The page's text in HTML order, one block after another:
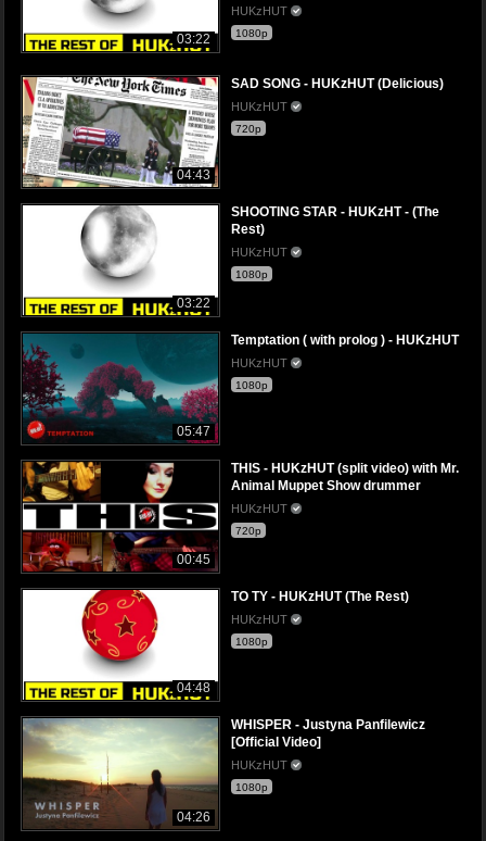
03:22
HUKzHUT
1080p
04:43
SAD SONG - HUKzHUT (Delicious)
HUKzHUT
720p
03:22
SHOOTING STAR - HUKzHT - (The
Rest)
HUKzHUT
1080p
05:47
Temptation ( with prolog ) - HUKzHUT
HUKzHUT
1080p
00:45
THIS - HUKzHUT (split video) with Mr.
Animal Muppet Show drummer
HUKzHUT
720p
04:48
TO TY - HUKzHUT (The Rest)
HUKzHUT
1080p
04:26
WHISPER - Justyna Panfilewicz
[Official Video]
HUKzHUT
1080p